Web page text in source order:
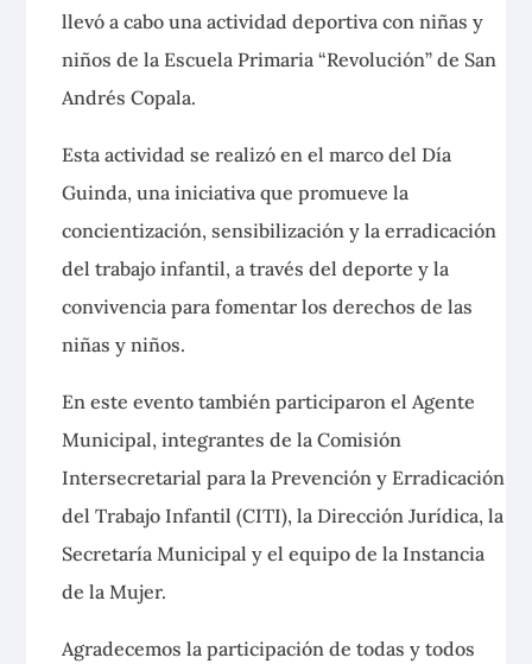
llevó a cabo una actividad deportiva con niñas y
niños de la Escuela Primaria “Revolución” de San
Andrés Copala.
Esta actividad se realizó en el marco del Día
Guinda, una iniciativa que promueve la
concientización, sensibilización y la erradicación
del trabajo infantil, a través del deporte y la
convivencia para fomentar los derechos de las
niñas y niños.
En este evento también participaron el Agente
Municipal, integrantes de la Comisión
Intersecretarial para la Prevención y Erradicación
del Trabajo Infantil (CITI), la Dirección Jurídica, la
Secretaría Municipal y el equipo de la Instancia
de la Mujer.
Agradecemos la participación de todas y todos